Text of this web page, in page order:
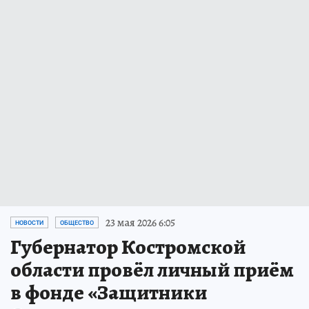
НОВОСТИ ОБЩЕСТВО 23 мая 2026 6:05
Губернатор Костромской
области провёл личный приём
в фонде «Защитники